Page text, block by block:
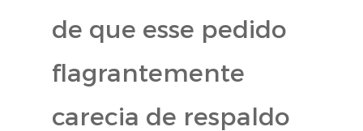
de que esse pedido
flagrantemente
carecia de respaldo